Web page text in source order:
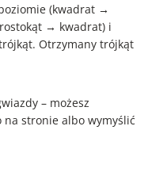
(kwadrat →
→ kwadrat) i
Otrzymany trójkąt
– możesz
na stronie albo wymyślić